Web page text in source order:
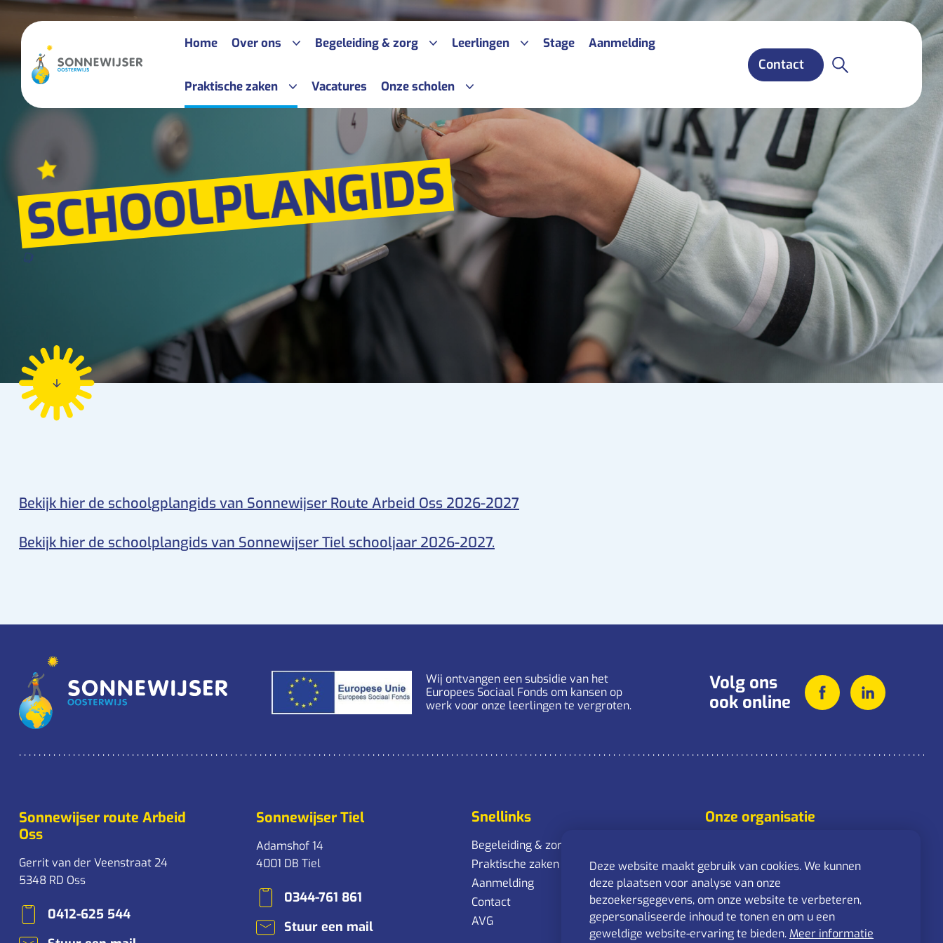
Deze website maakt gebruik van cookies. We kunnen
deze plaatsen voor analyse van onze
bezoekersgegevens, om onze website te verbeteren,
gepersonaliseerde inhoud te tonen en om u een
geweldige website-ervaring te bieden. Meer informatie
Home Over ons
Het onderwijs
Speciale aanpak
Na de Sonnewijser route Arbeid
Voor ouders/verzorgers
Begeleiding & zorg
Expertise
Leerlingen
Leerlingen aan het woord
Handige links en tips
Stage Aanmelding
Praktische zaken
Jaarkalender
Schoolgids
Informatieboekje
Plaatsingsruimte
Verlof aanvraag
Vacatures Onze scholen
Sonnewijser route Arbeid Oss
Sonnewijser route Arbeid Tiel
Contact
SCHOOLPLANGIDS
Bekijk hier de schoolgplangids van Sonnewijser Route Arbeid Oss 2026-2027
Bekijk hier de schoolplangids van Sonnewijser Tiel schooljaar 2026-2027.
Wij ontvangen een subsidie van het
Europees Sociaal Fonds om kansen op
werk voor onze leerlingen te vergroten.
Volg ons
ook online
Sonnewijser route Arbeid
Oss
Gerrit van der Veenstraat 24
5348 RD Oss
0412-625 544
Sonnewijser Tiel
Adamshof 14
4001 DB Tiel
0344-761 861
Stuur een mail
Snellinks
Begeleiding & zorg
Praktische zaken
Aanmelding
Contact
AVG
Onze organisatie
Activiteiten
Nieuws
Werken bij